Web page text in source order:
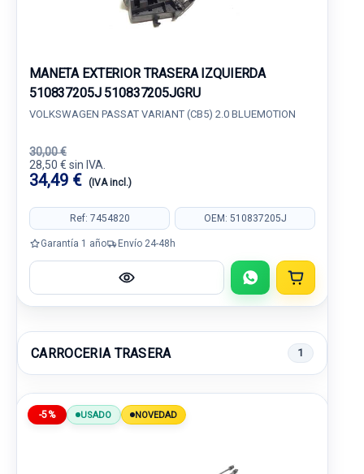
MANETA EXTERIOR TRASERA IZQUIERDA
510837205J 510837205JGRU
VOLKSWAGEN PASSAT VARIANT (CB5) 2.0 BLUEMOTION
30,00 €
28,50 € sin IVA.
34,49 € (IVA incl.)
Ref: 7454820 OEM: 510837205J
Garantía 1 año Envío 24-48h
CARROCERIA TRASERA 1
-5% USADO NOVEDAD